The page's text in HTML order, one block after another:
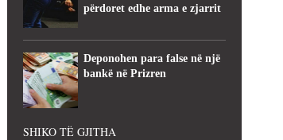
përdoret edhe arma e zjarrit
Deponohen para false në një
bankë në Prizren
SHIKO TË GJITHA